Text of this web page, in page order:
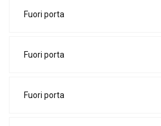
Fuori porta
Fuori porta
Fuori porta